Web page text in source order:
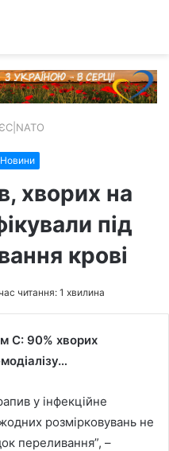
Новини
хворих на
під
крові
час читання: 1 хвилина
С: 90% хворих
у інфекційне
розмірковувань не
переливання”, –